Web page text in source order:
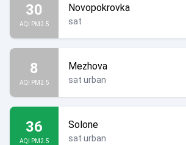
30
AQI PM2.5
Novopokrovka
sat
8
AQI PM2.5
Mezhova
sat urban
36
AQI PM2.5
Solone
sat urban